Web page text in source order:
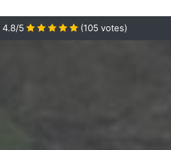
4.8/5 (105 votes)